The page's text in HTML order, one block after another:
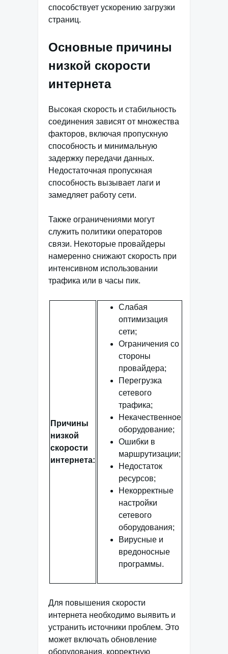
способствует ускорению загрузки
страниц.
Основные причины
низкой скорости
интернета
Высокая скорость и стабильность
соединения зависят от множества
факторов, включая пропускную
способность и минимальную
задержку передачи данных.
Недостаточная пропускная
способность вызывает лаги и
замедляет работу сети.
Также ограничениями могут
служить политики операторов
связи. Некоторые провайдеры
намеренно снижают скорость при
интенсивном использовании
трафика или в часы пик.
Причины
низкой
скорости
интернета:
Слабая
оптимизация
сети;
Ограничения со
стороны
провайдера;
Перегрузка
сетевого
трафика;
Некачественное
оборудование;
Ошибки в
маршрутизации;
Недостаток
ресурсов;
Некорректные
настройки
сетевого
оборудования;
Вирусные и
вредоносные
программы.
Для повышения скорости
интернета необходимо выявить и
устранить источники проблем. Это
может включать обновление
оборудования, корректную